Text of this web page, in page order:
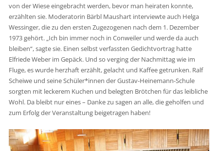
von der Wiese eingebracht werden, bevor man heiraten konnte,
erzählten sie. Moderatorin Bärbl Maushart interviewte auch Helga
Wessinger, die zu den ersten Zugezogenen nach dem 1. Dezember
1973 gehört. „Ich bin immer noch in Conweiler und werde da auch
bleiben“, sagte sie. Einen selbst verfassten Gedichtvortrag hatte
Elfriede Weber im Gepäck. Und so verging der Nachmittag wie im
Fluge, es wurde herzhaft erzählt, gelacht und Kaffee getrunken. Ralf
Scheiwe und seine Schüler*innen der Gustav-Heinemann-Schule
sorgten mit leckerem Kuchen und belegten Brötchen für das leibliche
Wohl. Da bleibt nur eines – Danke zu sagen an alle, die geholfen und
zum Erfolg der Veranstaltung beigetragen haben!